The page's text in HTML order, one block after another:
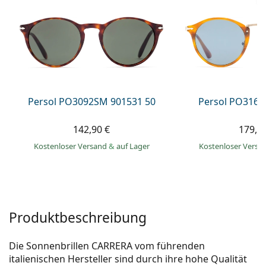
Prada
Alle Marken
Persol PO3092SM 901531 50
142,90 €
Kostenloser Versand & auf Lager
Persol
Kostenloser
Produktbeschreibung
Die Sonnenbrillen CARRERA vom führenden
italienischen Hersteller sind durch ihre hohe Qualität